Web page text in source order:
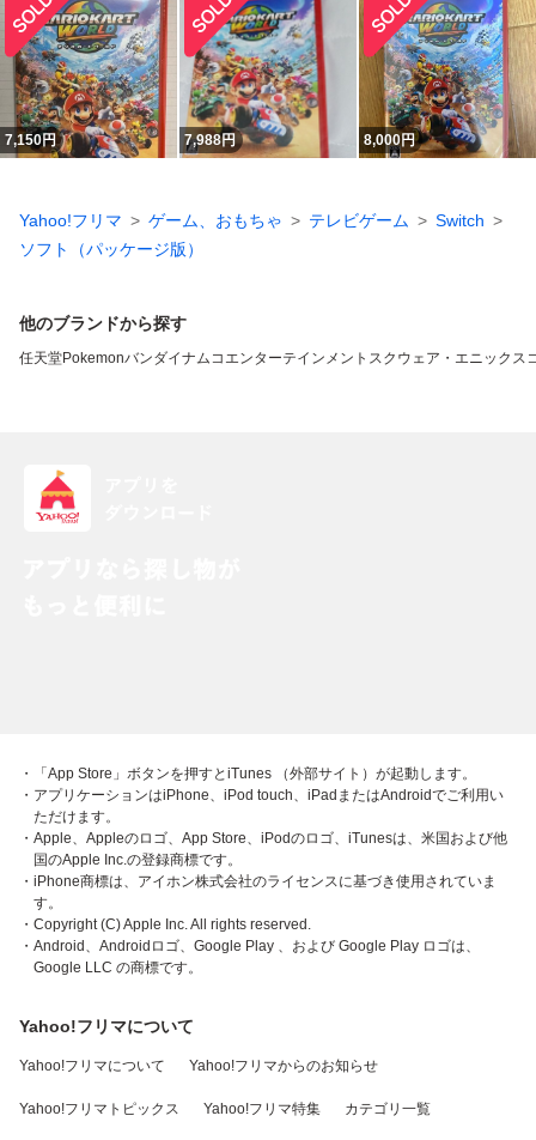
7,150円 7,988円 8,000円
Yahoo!フリマ ゲーム、おもちゃ テレビゲーム
Switch
ソフト（パッケージ版）
他のブランドから探す
任天堂Pokemonバンダイナムコエンターテインメント スクウェア・エニックス
・「App Store」ボタンを押すとiTunes （外部サイト）が起動します。
・アプリケーションはiPhone、iPod touch、iPadまたはAndroidでご利用い
ただけます。
・Apple、Appleのロゴ、App Store、iPodのロゴ、iTunesは、米国および他
国のApple Inc.の登録商標です。
・iPhone商標は、アイホン株式会社のライセンスに基づき使用されていま
す。
・Copyright (C) Apple Inc. All rights reserved.
・Android、Androidロゴ、Google Play 、および Google Play ロゴは、
Google LLC の商標です。
Yahoo!フリマについて
Yahoo!フリマについて Yahoo!フリマからのお知らせ
Yahoo!フリマトピックス Yahoo!フリマ特集 カテゴリ一覧